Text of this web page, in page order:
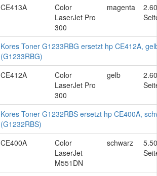
CE413A
Color
LaserJet Pro
300
magenta
Kores Toner G1233RBG ersetzt hp CE412A,
(G1233RBG)
CE412A
Color
LaserJet Pro
300
gelb
Kores Toner G1232RBS ersetzt hp CE400A,
(G1232RBS)
CE400A
Color
LaserJet
M551DN
schwarz